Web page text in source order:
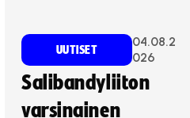
UUTISET
04.08.2
026
Salibandyliiton
varsinainen